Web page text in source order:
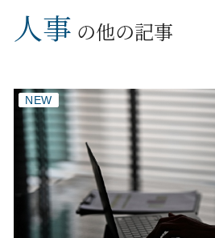
人事 の他の記事
NEW